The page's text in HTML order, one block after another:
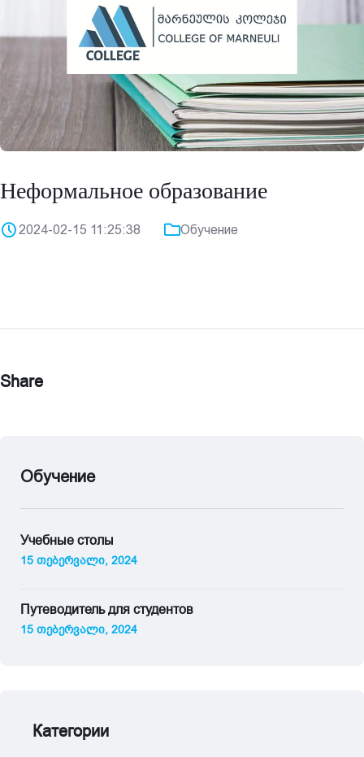
Неформальное образование
2024-02-15 11:25:38 Обучение
Share
Обучение
Учебные столы
15 თებერვალი, 2024
Путеводитель для студентов
15 თებერვალი, 2024
Категории